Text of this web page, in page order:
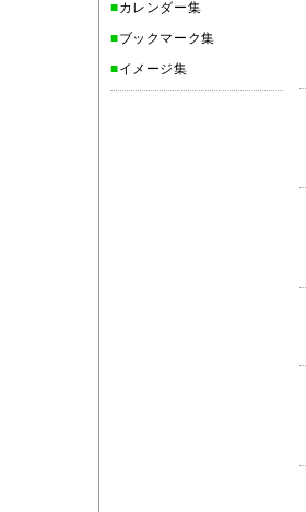
■カレンダー集
■ブックマーク集
■イメージ集